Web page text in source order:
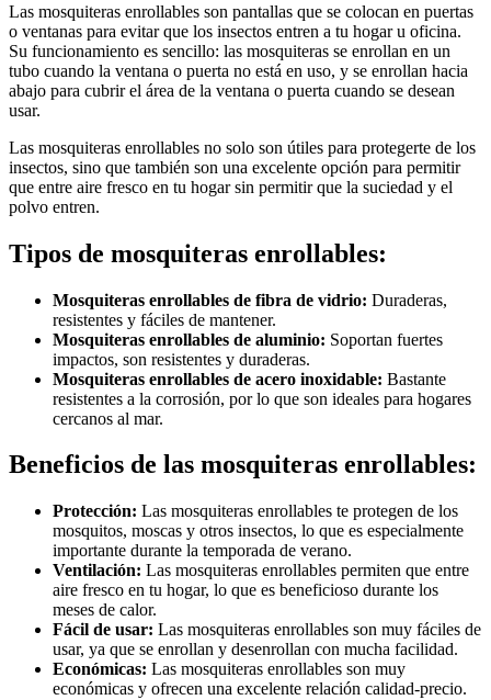
Las mosquiteras enrollables son pantallas que se colocan en puertas
o ventanas para evitar que los insectos entren a tu hogar u oficina.
Su funcionamiento es sencillo: las mosquiteras se enrollan en un
tubo cuando la ventana o puerta no está en uso, y se enrollan hacia
abajo para cubrir el área de la ventana o puerta cuando se desean
usar.
Las mosquiteras enrollables no solo son útiles para protegerte de los
insectos, sino que también son una excelente opción para permitir
que entre aire fresco en tu hogar sin permitir que la suciedad y el
polvo entren.
Tipos de mosquiteras enrollables:
Mosquiteras enrollables de fibra de vidrio: Duraderas,
resistentes y fáciles de mantener.
Mosquiteras enrollables de aluminio: Soportan fuertes
impactos, son resistentes y duraderas.
Mosquiteras enrollables de acero inoxidable: Bastante
resistentes a la corrosión, por lo que son ideales para hogares
cercanos al mar.
Beneficios de las mosquiteras enrollables:
Protección: Las mosquiteras enrollables te protegen de los
mosquitos, moscas y otros insectos, lo que es especialmente
importante durante la temporada de verano.
Ventilación: Las mosquiteras enrollables permiten que entre
aire fresco en tu hogar, lo que es beneficioso durante los
meses de calor.
Fácil de usar: Las mosquiteras enrollables son muy fáciles de
usar, ya que se enrollan y desenrollan con mucha facilidad.
Económicas: Las mosquiteras enrollables son muy
económicas y ofrecen una excelente relación calidad-precio.